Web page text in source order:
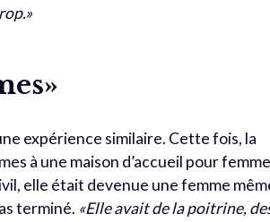
expérience similaire. Cette fois, la
à une maison d’accueil pour
elle était devenue une femme
terminé. «Elle avait de la poitrine,